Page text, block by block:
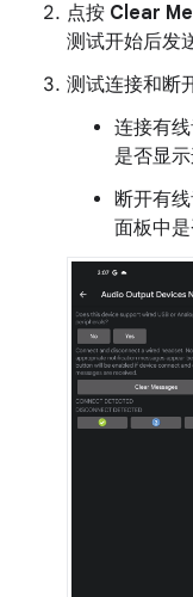
点按 Clear
测试开始后发
测试连接和断
连接有
是否显示
断开有
面板中是